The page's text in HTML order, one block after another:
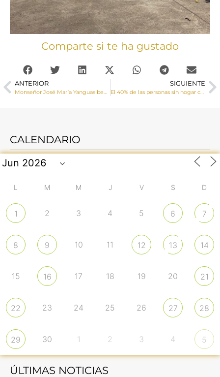
Comparte si te ha gustado
ANTERIOR
Monseñor José María Yanguas bendice la imagen de María Santísima de la Salud de la Hermandad Nuestro Padre Jesús del Perdón de Tarancón
SIGUIENTE
El 40% de las personas sin hogar con las que trabaja Cáritas Cuenca logra salir de la situación de exclusión sociolaboral
CALENDARIO
L M M J V S D
1 2 3 4 5 6 7
8 9 10 11 12 13 14
15 16 17 18 19 20 21
22 23 24 25 26 27 28
29 30 1 2 3 4 5
ÚLTIMAS NOTICIAS